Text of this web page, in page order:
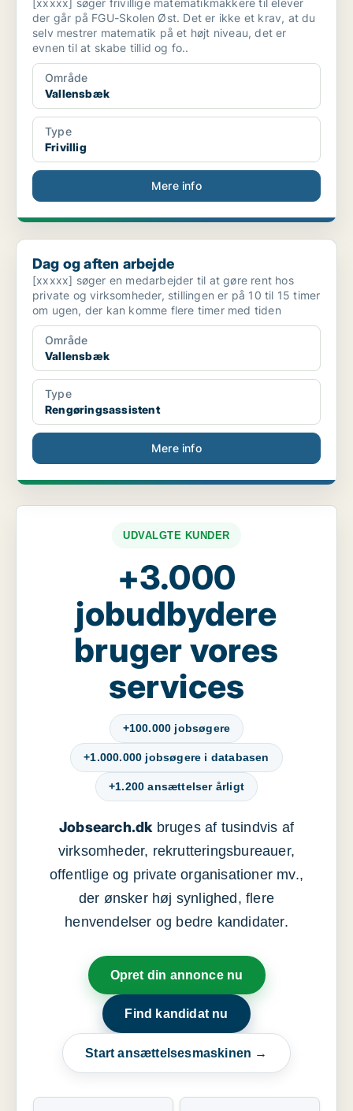
[xxxxx] søger frivillige matematikmakkere til elever
der går på FGU-Skolen Øst. Det er ikke et krav, at du
selv mestrer matematik på et højt niveau, det er
evnen til at skabe tillid og fo..
Område
Vallensbæk
Type
Frivillig
Mere info
Dag og aften arbejde
Dag og aften arbejde
[xxxxx] søger en medarbejder til at gøre rent hos
private og virksomheder, stillingen er på 10 til 15 timer
om ugen, der kan komme flere timer med tiden
Område
Vallensbæk
Type
Rengøringsassistent
Mere info
UDVALGTE KUNDER
+3.000
jobudbydere
bruger vores
services
+100.000 jobsøgere
+1.000.000 jobsøgere i databasen
+1.200 ansættelser årligt
Jobsearch.dkbruges af tusindvis af
virksomheder, rekrutteringsbureauer,
offentlige og private organisationer mv.,
der ønsker høj synlighed, flere
henvendelser og bedre kandidater.
Opret din annonce nu
Find kandidat nu
Start ansættelsesmaskinen →